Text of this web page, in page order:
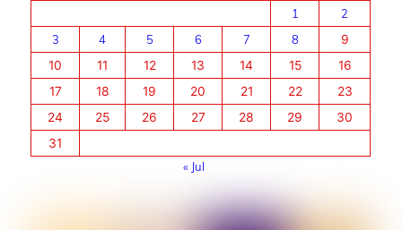
1
2
3
4 5 6 7 8
9
10
11 12 13 14 15
16
17
18 19 20 21 22
23
24
25 26 27 28 29
30
31
« Jul